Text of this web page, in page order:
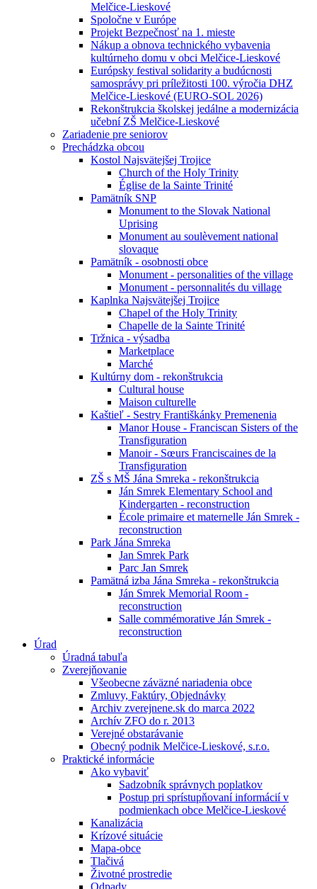
Melčice-Lieskové
Spoločne v Európe
Projekt Bezpečnosť na 1. mieste
Nákup a obnova technického vybavenia
kultúrneho domu v obci Melčice-Lieskové
Európsky festival solidarity a budúcnosti
samosprávy pri príležitosti 100. výročia DHZ
Melčice-Lieskové (EURO-SOL 2026)
Rekonštrukcia školskej jedálne a modernizácia
učební ZŠ Melčice-Lieskové
Zariadenie pre seniorov
Prechádzka obcou
Kostol Najsvätejšej Trojice
Church of the Holy Trinity
Église de la Sainte Trinité
Pamätník SNP
Monument to the Slovak National
Uprising
Monument au soulèvement national
slovaque
Pamätník - osobnosti obce
Monument - personalities of the village
Monument - personnalités du village
Kaplnka Najsvätejšej Trojice
Chapel of the Holy Trinity
Chapelle de la Sainte Trinité
Tržnica - výsadba
Marketplace
Marché
Kultúrny dom - rekonštrukcia
Cultural house
Maison culturelle
Kaštieľ - Sestry Františkánky Premenenia
Manor House - Franciscan Sisters of the
Transfiguration
Manoir - Sœurs Franciscaines de la
Transfiguration
ZŠ s MŠ Jána Smreka - rekonštrukcia
Ján Smrek Elementary School and
Kindergarten - reconstruction
École primaire et maternelle Ján Smrek -
reconstruction
Park Jána Smreka
Jan Smrek Park
Parc Jan Smrek
Pamätná izba Jána Smreka - rekonštrukcia
Ján Smrek Memorial Room -
reconstruction
Salle commémorative Ján Smrek -
reconstruction
Úrad
Úradná tabuľa
Zverejňovanie
Všeobecne záväzné nariadenia obce
Zmluvy, Faktúry, Objednávky
Archiv zverejnene.sk do marca 2022
Archív ZFO do r. 2013
Verejné obstarávanie
Obecný podnik Melčice-Lieskové, s.r.o.
Praktické informácie
Ako vybaviť
Sadzobník správnych poplatkov
Postup pri sprístupňovaní informácií v
podmienkach obce Melčice-Lieskové
Kanalizácia
Krízové situácie
Mapa-obce
Tlačivá
Životné prostredie
Odpady